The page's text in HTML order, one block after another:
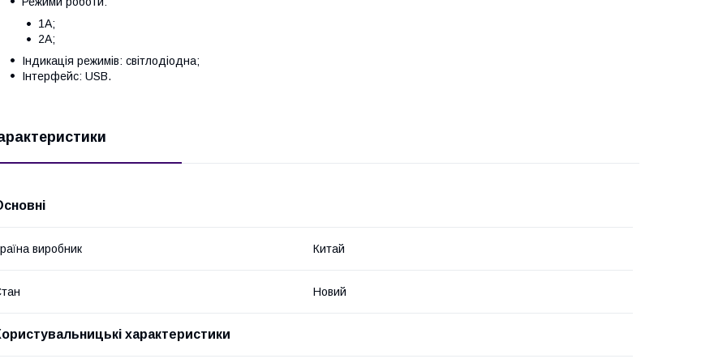
1А;
2А;
Індикація режимів: світлодіодна;
Інтерфейс: USB.
виробник Китай
Новий
характеристики